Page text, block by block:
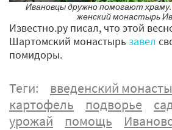
Ивановцы дружно помогают
женский монастырь
Известно.ру писал, что этой
Шартомский монастырь завел
помидоры.
Теги:
введенский
картофель
подворье
урожай
помощь